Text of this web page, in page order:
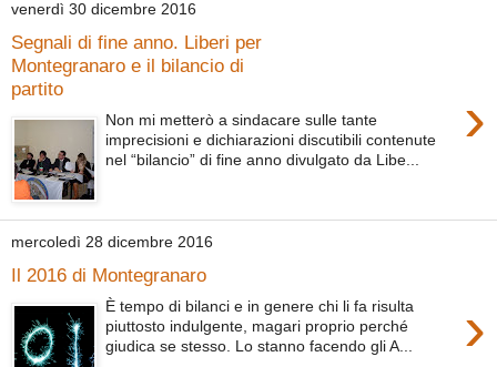
venerdì 30 dicembre 2016
Segnali di fine anno. Liberi per
Montegranaro e il bilancio di
partito
›
Non mi metterò a sindacare sulle tante
imprecisioni e dichiarazioni discutibili contenute
nel “bilancio” di fine anno divulgato da Libe...
mercoledì 28 dicembre 2016
Il 2016 di Montegranaro
›
È tempo di bilanci e in genere chi li fa risulta
piuttosto indulgente, magari proprio perché
giudica se stesso. Lo stanno facendo gli A...